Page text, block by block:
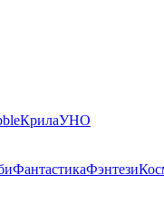
КрилаУНО
ФантастикаФэнтези